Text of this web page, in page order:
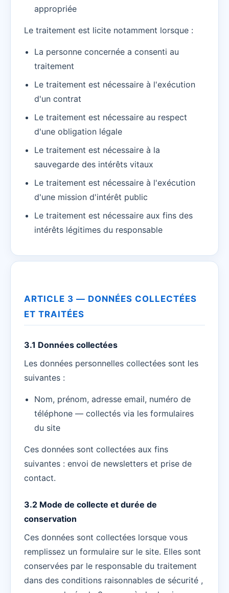
appropriée
Le traitement est licite notamment lorsque :
La personne concernée a consenti au
traitement
Le traitement est nécessaire à l'exécution
d'un contrat
Le traitement est nécessaire au respect
d'une obligation légale
Le traitement est nécessaire à la
sauvegarde des intérêts vitaux
Le traitement est nécessaire à l'exécution
d'une mission d'intérêt public
Le traitement est nécessaire aux fins des
intérêts légitimes du responsable
ARTICLE 3 — DONNÉES COLLECTÉES
ET TRAITÉES
3.1 Données collectées
Les données personnelles collectées sont les
suivantes :
Nom, prénom, adresse email, numéro de
téléphone — collectés via les formulaires
du site
Ces données sont collectées aux fins
suivantes : envoi de newsletters et prise de
contact.
3.2 Mode de collecte et durée de
conservation
Ces données sont collectées lorsque vous
remplissez un formulaire sur le site. Elles sont
conservées par le responsable du traitement
dans des conditions raisonnables de sécurité ,